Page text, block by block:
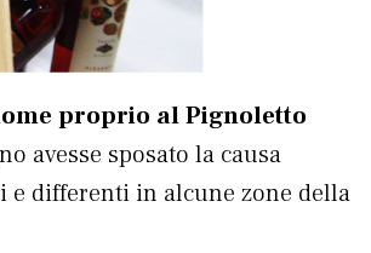
proprio al Pignoletto
avesse sposato la causa
differenti in alcune zone della